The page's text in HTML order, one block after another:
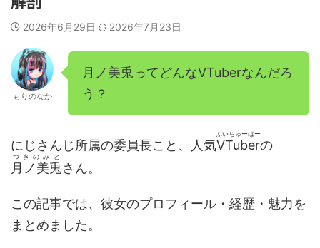
2026年6月29日 2026年7月23日
もりのなか
月ノ美兎ってどんなVTuberなんだろ
う？
にじさんじ所属の委員長こと、人気VTuber
ぶいちゅーばー
の
月ノ美兎
つきのみと
さん。
この記事では、彼女のプロフィール・経歴・魅力を
まとめました。